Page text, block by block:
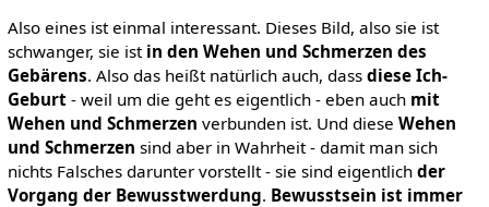
Also eines ist einmal interessant. Dieses Bild, also sie ist
schwanger, sie ist in den Wehen und Schmerzen des
Gebärens. Also das heißt natürlich auch, dass diese Ich-
Geburt- weil um die geht es eigentlich - eben auch mit
Wehen und Schmerzen verbunden ist. Und diese Wehen
und Schmerzen sind aber in Wahrheit - damit man sich
nichts Falsches darunter vorstellt - sie sind eigentlich der
Vorgang der Bewusstwerdung. Bewusstsein ist immer